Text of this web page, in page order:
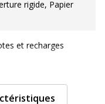
rigide, Papier
et recharges